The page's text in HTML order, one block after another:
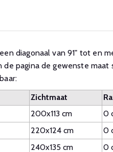
diagonaal van 91" tot en
de pagina de gewenste
Zichtmaat
200x113 cm 0
220x124 cm 0
240x135 cm 0